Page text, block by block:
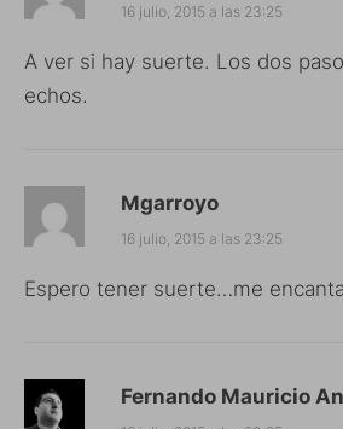
16 julio, 2015 a las 23:25
A ver si hay suerte. Los dos
echos.
Mgarroyo
16 julio, 2015 a las 23:25
Espero tener suerte…me
Fernando Mauricio